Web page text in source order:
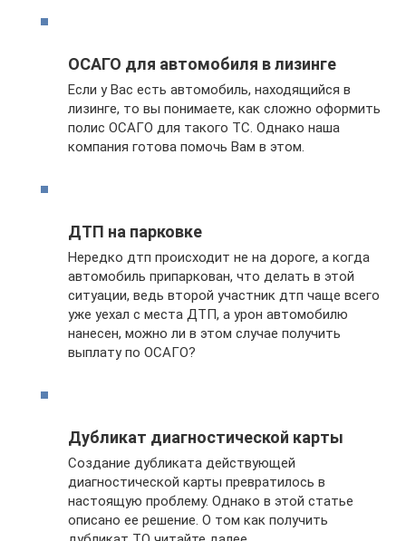
ОСАГО для автомобиля в лизинге
Если у Вас есть автомобиль, находящийся в
лизинге, то вы понимаете, как сложно оформить
полис ОСАГО для такого ТС. Однако наша
компания готова помочь Вам в этом.
ДТП на парковке
Нередко дтп происходит не на дороге, а когда
автомобиль припаркован, что делать в этой
ситуации, ведь второй участник дтп чаще всего
уже уехал с места ДТП, а урон автомобилю
нанесен, можно ли в этом случае получить
выплату по ОСАГО?
Дубликат диагностической карты
Создание дубликата действующей
диагностической карты превратилось в
настоящую проблему. Однако в этой статье
описано ее решение. О том как получить